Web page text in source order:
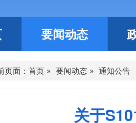
要闻动态
页面： 首页 » 要闻动态 » 通知公告
关于